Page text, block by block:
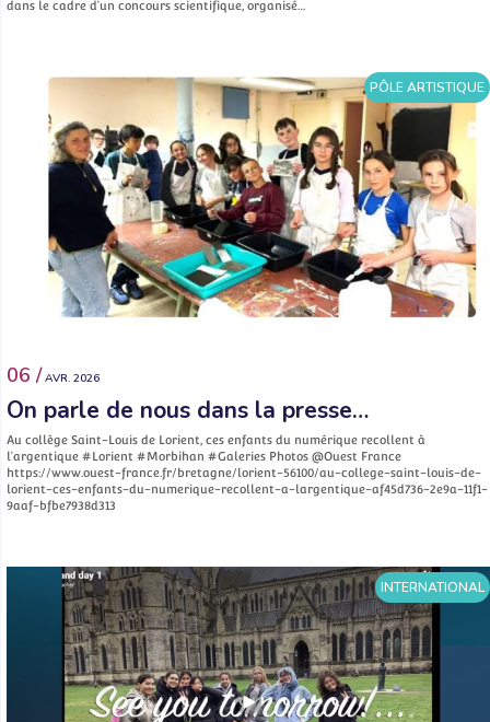
dans le cadre d’un concours scientifique, organisé…
PÔLE ARTISTIQUE
06 / AVR. 2026
On parle de nous dans la presse…
Au collège Saint-Louis de Lorient, ces enfants du numérique recollent à
l’argentique #Lorient #Morbihan #Galeries Photos @Ouest France
https://www.ouest-france.fr/bretagne/lorient-56100/au-college-saint-louis-de-
lorient-ces-enfants-du-numerique-recollent-a-largentique-af45d736-2e9a-11f1-
9aaf-bfbe7938d313
INTERNATIONAL